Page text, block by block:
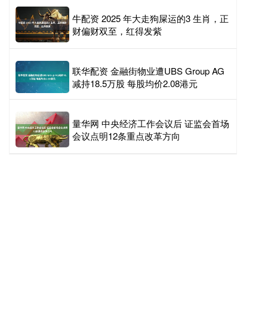
牛配资 2025 年大走狗屎运的3 生肖，正
财偏财双至，红得发紫
联华配资 金融街物业遭UBS Group AG
减持18.5万股 每股均价2.08港元
量华网 中央经济工作会议后 证监会首场
会议点明12条重点改革方向